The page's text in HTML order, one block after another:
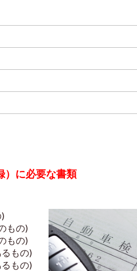
）に必要な書類
もの)
もの)
もの)
もの)